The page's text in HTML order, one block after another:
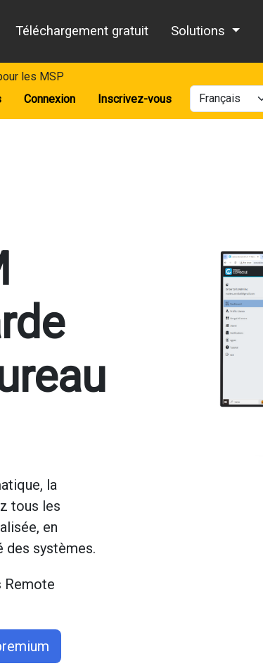
Téléchargement gratuit Solutions
les MSP
Connexion Inscrivez-vous
la
tous les
en
des systèmes.
Remote